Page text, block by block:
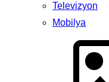
Televizyon
Mobilya